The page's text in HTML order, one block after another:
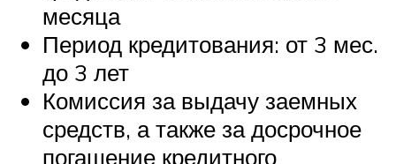
месяца
Период кредитования: от 3 мес.
до 3 лет
Комиссия за выдачу заемных
средств, а также за досрочное
погашение кредитного